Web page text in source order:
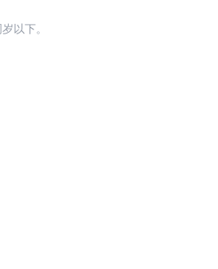
以下。